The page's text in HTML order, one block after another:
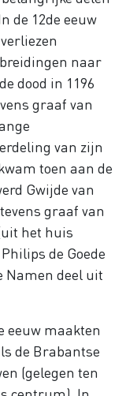
de 12de eeuw
naar
dood in 1196
graaf van
van zijn
toen aan de
Gwijde van
graaf van
het huis
de Goede
Namen deel uit
eeuw maakten
de Brabantse
(gelegen ten